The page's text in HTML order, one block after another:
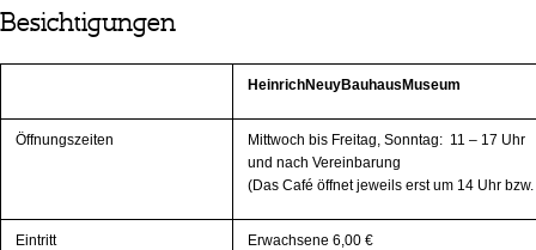
Besichtigungen
HeinrichNeuyBauhausMuseum
Öffnungszeiten
Mittwoch bis Freitag, Sonntag: 11 – 17 Uhr
und nach Vereinbarung
(Das Café öffnet jeweils erst um 14 Uhr
Eintritt
Erwachsene 6,00 €